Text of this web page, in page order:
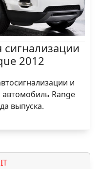
2012
и
Range
выпуска.